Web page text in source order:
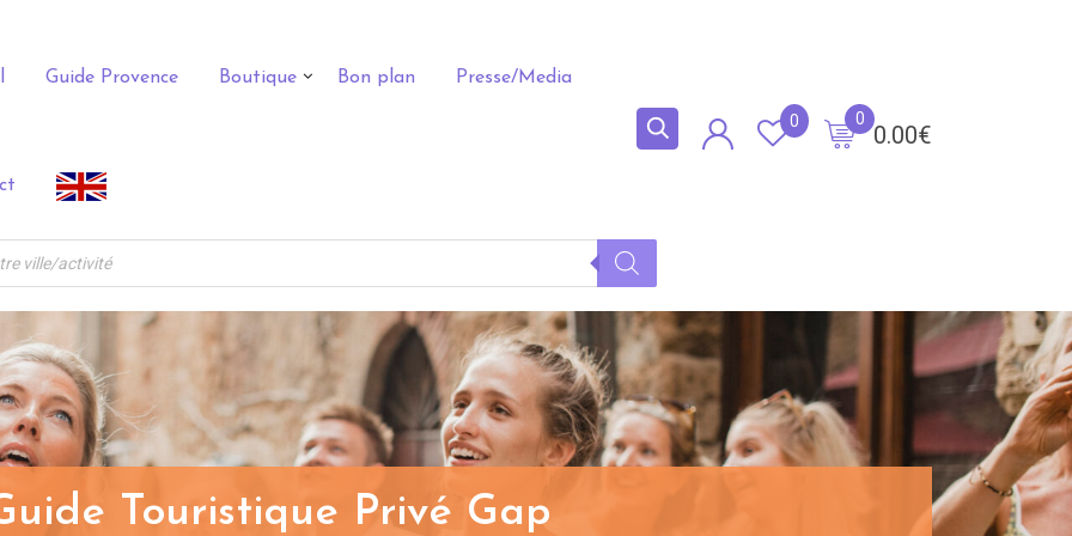
Guide Provence Boutique Bon plan Presse/Media
0.00€
0
0
Touristique Privé Gap